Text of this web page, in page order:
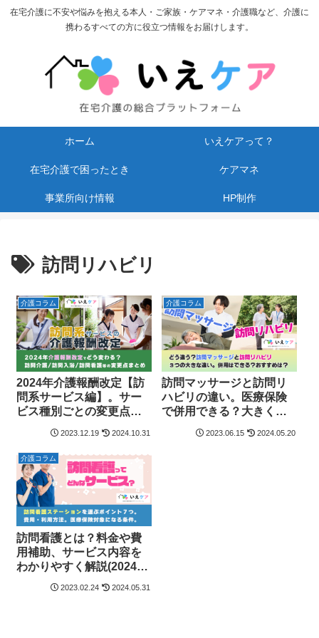
在宅介護に不安や悩みを抱える本人・ご家族・ケアマネ・介護職など、介護に
携わるすべての方に役立つ情報をお届けします。
ホーム いえケアって？
在宅介護で困ったとき ケアマネ
事業所向け情報 HP制作
訪問リハビリ
介護コラム
2024年介護報酬改定【訪
問系サービス編】。サー
ビス種別ごとの変更点ま
浴・訪問看護等
2023.12.19 2024.10.31
介護コラム
訪問マッサージと訪問リ
ハビリの違い。医療保険
で併用できる？大きく異
2023.06.15 2024.05.20
介護コラム
訪問看護とは？料金や費
用補助、サービス内容を
わかりやすく解説(2024年
6月介護報酬改定版)
2023.02.24 2024.05.31